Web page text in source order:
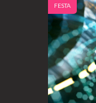
FESTA